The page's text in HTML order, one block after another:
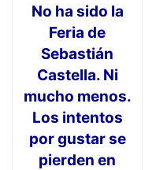
No ha sido la
Feria de
Sebastián
Castella. Ni
mucho menos.
Los intentos
por gustar se
pierden en